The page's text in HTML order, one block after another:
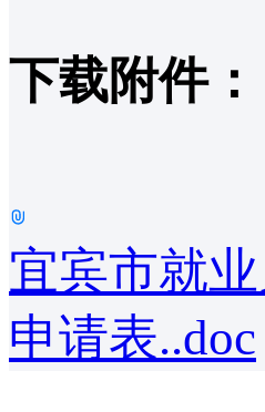
下载附件：
宜宾市就
申请表..doc